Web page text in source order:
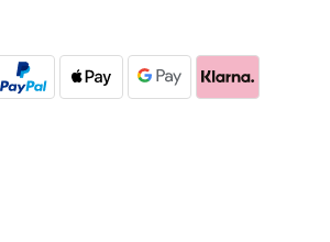
und auch genügend Wasser einfüllt dann
so laut, weil alles was hohl ist ist auch lauter er
einen sehr guten Eindruck und wir haben das
dass es fast 80 % des Tages Sonne
nur sagen ich hatte vor allen großen Garten mit
Das war viel mehr Arbeit und freue mich
ich diesen Brunnen einfach im Winter raus